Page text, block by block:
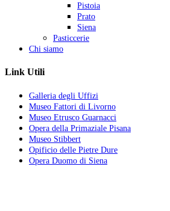
Pistoia
Prato
Siena
Pasticcerie
Chi siamo
Link Utili
Galleria degli Uffizi
Museo Fattori di Livorno
Museo Etrusco Guarnacci
Opera della Primaziale Pisana
Museo Stibbert
Opificio delle Pietre Dure
Opera Duomo di Siena